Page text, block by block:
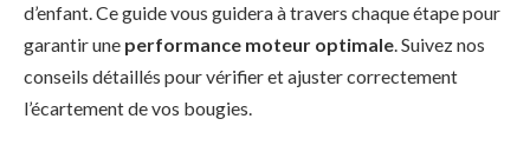
d’enfant. Ce guide vous guidera à travers chaque étape pour
garantir une performance moteur optimale. Suivez nos
conseils détaillés pour vérifier et ajuster correctement
l’écartement de vos bougies.